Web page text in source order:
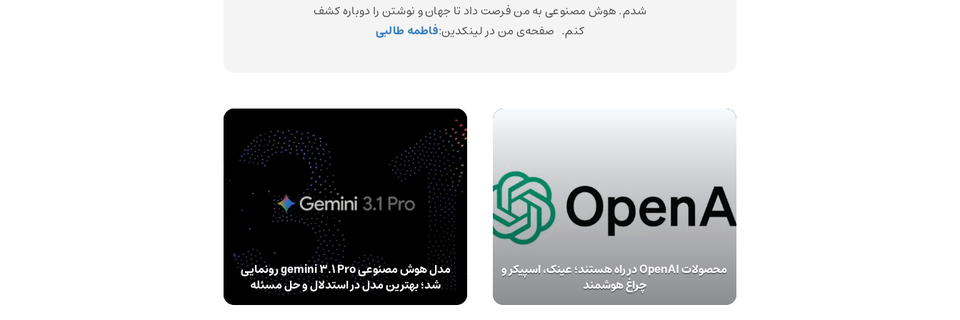
شدم. هوش مصنوعی به من فرصت داد تا جهان و نوشتن را دوباره کشف
کنم. صفحه‌ی من در لینکدین:فاطمه طالبی
مدل هوش مصنوعی gemini 3.1 Pro رونمایی
شد؛ بهترین مدل در استدلال و حل مسئله
محصولات OpenAI در راه هستند؛ عینک، اسپیکر و
چراغ‌ هوشمند